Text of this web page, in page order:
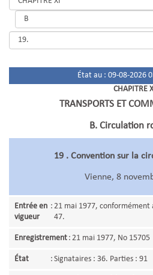
État au : 09-08-2026
CHAPITRE
TRANSPORTS ET
B. Circulation
19 . Convention sur la
Vienne, 8
Entrée en
vigueur
: 21 mai 1977,
47.
Enregistrement : 21 mai 1977, No 15705
État : Signataires : 36. Parties : 91